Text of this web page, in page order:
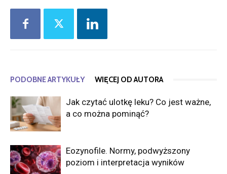
PODOBNE ARTYKUŁY WIĘCEJ OD AUTORA
Jak czytać ulotkę leku? Co jest ważne,
a co można pominąć?
Eozynofile. Normy, podwyższony
poziom i interpretacja wyników